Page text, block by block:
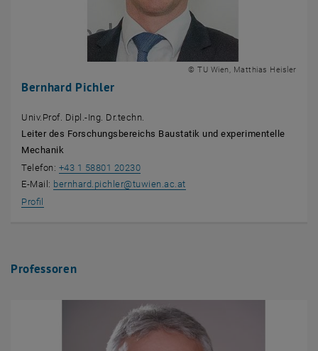
Bernhard Pichler
© TU Wien, Matthias Heisler
Univ.Prof. Dipl.-Ing. Dr.techn.
Leiter des Forschungsbereichs Baustatik und experimentelle
Mechanik
Telefon: +43 1 58801 20230
E-Mail: bernhard.pichler@tuwien.ac.at
Profil
Professoren